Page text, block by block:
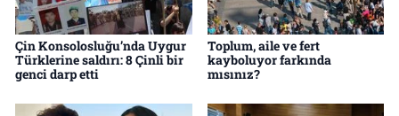
Çin Konsolosluğu’nda Uygur
Türklerine saldırı: 8 Çinli bir
genci darp etti
Toplum, aile ve fert
kayboluyor farkında
mısınız?